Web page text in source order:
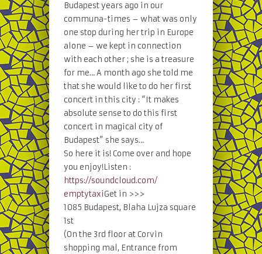
Budapest years ago in our
communa-times – what was only
one stop during her trip in Europe
alone – we kept in connection
with each other ; she is a treasure
for me… A month ago she told me
that she would like to do her first
concert in this city : “It makes
absolute sense to do this first
concert in magical city of
Budapest” she says…
So here it is! Come over and hope
you enjoy!Listen :
https://soundcloud.com/
emptytaxiGet in >>>
1085 Budapest, Blaha Lujza square
1st
(On the 3rd floor at Corvin
shopping mal, Entrance from